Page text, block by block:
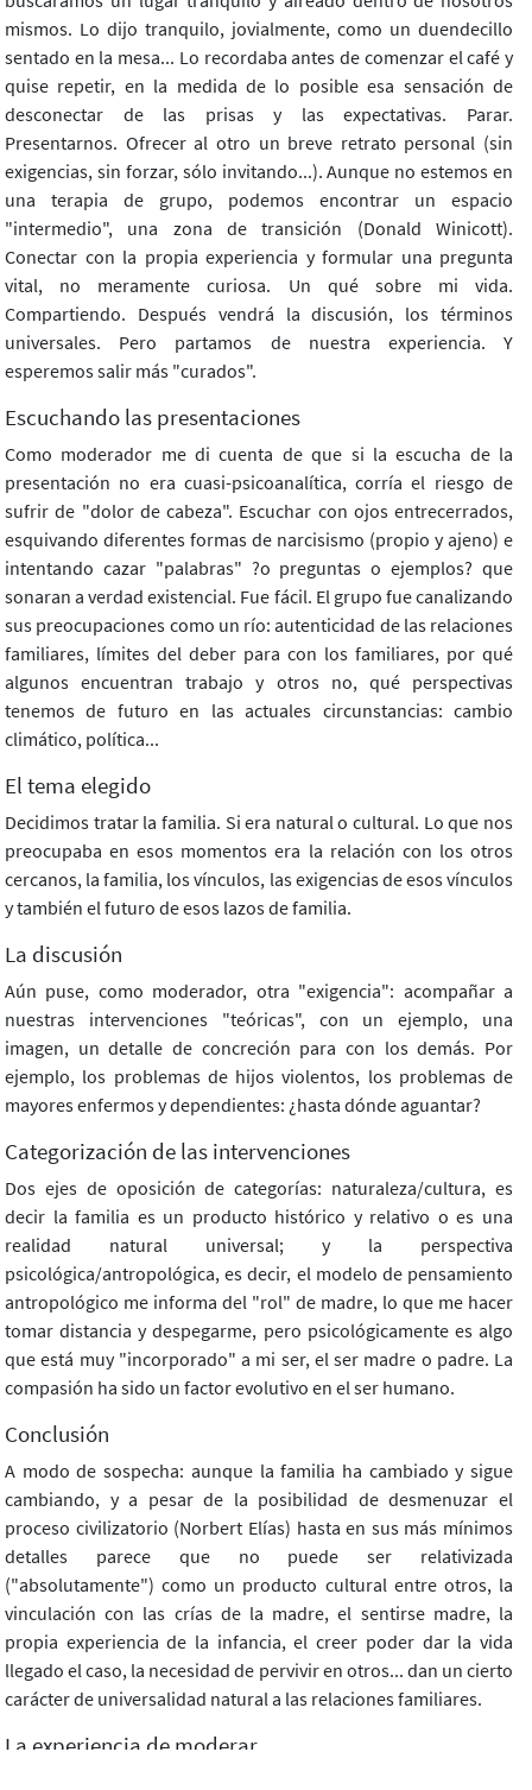
mismos. Lo dijo tranquilo, jovialmente, como un duendecillo
sentado en la mesa... Lo recordaba antes de comenzar el café y
quise repetir, en la medida de lo posible esa sensación de
desconectar de las prisas y las expectativas. Parar.
Presentarnos. Ofrecer al otro un breve retrato personal (sin
exigencias, sin forzar, sólo invitando...). Aunque no estemos en
una terapia de grupo, podemos encontrar un espacio
"intermedio", una zona de transición (Donald Winicott).
Conectar con la propia experiencia y formular una pregunta
vital, no meramente curiosa. Un qué sobre mi vida.
Compartiendo. Después vendrá la discusión, los términos
universales. Pero partamos de nuestra experiencia. Y
esperemos salir más "curados".
Escuchando las presentaciones
Como moderador me di cuenta de que si la escucha de la
presentación no era cuasi-psicoanalítica, corría el riesgo de
sufrir de "dolor de cabeza". Escuchar con ojos entrecerrados,
esquivando diferentes formas de narcisismo (propio y ajeno) e
intentando cazar "palabras" ?o preguntas o ejemplos? que
sonaran a verdad existencial. Fue fácil. El grupo fue canalizando
sus preocupaciones como un río: autenticidad de las relaciones
familiares, límites del deber para con los familiares, por qué
algunos encuentran trabajo y otros no, qué perspectivas
tenemos de futuro en las actuales circunstancias: cambio
climático, política...
El tema elegido
Decidimos tratar la familia. Si era natural o cultural. Lo que nos
preocupaba en esos momentos era la relación con los otros
cercanos, la familia, los vínculos, las exigencias de esos vínculos
y también el futuro de esos lazos de familia.
La discusión
Aún puse, como moderador, otra "exigencia": acompañar a
nuestras intervenciones "teóricas", con un ejemplo, una
imagen, un detalle de concreción para con los demás. Por
ejemplo, los problemas de hijos violentos, los problemas de
mayores enfermos y dependientes: ¿hasta dónde aguantar?
Categorización de las intervenciones
Dos ejes de oposición de categorías: naturaleza/cultura, es
decir la familia es un producto histórico y relativo o es una
realidad natural universal; y la perspectiva
psicológica/antropológica, es decir, el modelo de pensamiento
antropológico me informa del "rol" de madre, lo que me hacer
tomar distancia y despegarme, pero psicológicamente es algo
que está muy "incorporado" a mi ser, el ser madre o padre. La
compasión ha sido un factor evolutivo en el ser humano.
Conclusión
A modo de sospecha: aunque la familia ha cambiado y sigue
cambiando, y a pesar de la posibilidad de desmenuzar el
proceso civilizatorio (Norbert Elías) hasta en sus más mínimos
detalles parece que no puede ser relativizada
("absolutamente") como un producto cultural entre otros, la
vinculación con las crías de la madre, el sentirse madre, la
propia experiencia de la infancia, el creer poder dar la vida
llegado el caso, la necesidad de pervivir en otros... dan un cierto
carácter de universalidad natural a las relaciones familiares.
La experiencia de moderar